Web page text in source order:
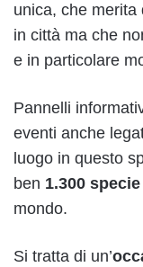
unica, che
in città ma che
e in particolare
Pannelli
eventi anche
luogo in questo
ben 1.300
mondo.
Si tratta di un’